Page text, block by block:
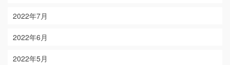
2022年7月
2022年6月
2022年5月